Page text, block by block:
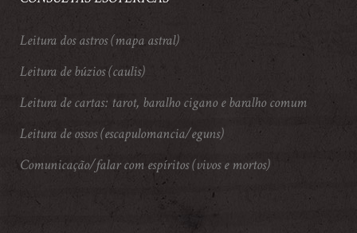
Leitura dos astros (mapa astral)
Leitura de búzios (caulis)
Leitura de cartas: tarot, baralho cigano e baralho comum
Leitura de ossos (escapulomancia/eguns)
Comunicação/falar com espíritos (vivos e mortos)